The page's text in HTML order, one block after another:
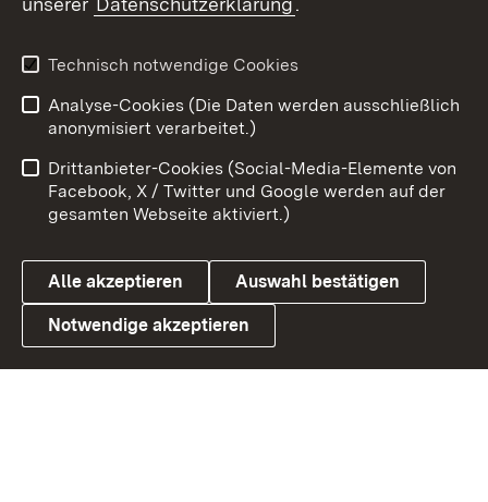
Youtube
Link zum Landesportal
Impressum
Kontakt
Barrierefreiheit
Datenschutz
Cookies
Technisch notwendige Cookies
Analyse-Cookies (Die Daten werden ausschließlich
anonymisiert verarbeitet.)
Drittanbieter-Cookies (Social-Media-Elemente von
Facebook, X / Twitter und Google werden auf der
gesamten Webseite aktiviert.)
Alle akzeptieren Auswahl bestätigen
Notwendige akzeptieren